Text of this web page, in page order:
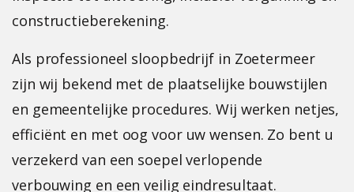
constructieberekening.
Als professioneel sloopbedrijf in Zoetermeer
zijn wij bekend met de plaatselijke bouwstijlen
en gemeentelijke procedures. Wij werken netjes,
efficiënt en met oog voor uw wensen. Zo bent u
verzekerd van een soepel verlopende
verbouwing en een veilig eindresultaat.